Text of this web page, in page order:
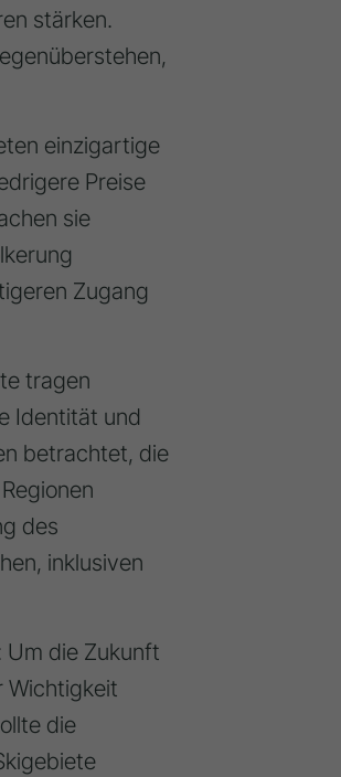
stärken.
,
einzigartige
Preise
sie
Zugang
tragen
Identität und
betrachtet, die
des
inklusiven
Um die Zukunft
Wichtigkeit
die